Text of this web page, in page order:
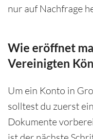
nur auf Nachfrage
Wie eröffnet
Vereinigten
Um ein Konto in
solltest du zuerst
Dokumente